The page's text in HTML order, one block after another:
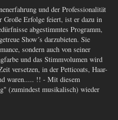
und der Professionalität
Erfolge feiert, ist er dazu in
abgestimmtes Programm,
Show´s darzubieten. Sie
sondern auch von seiner
und das Stimmvolumen wird
versetzen, in der Petticoats, Haar-
waren..... !! - Mit diesem
(zumindest musikalisch) wieder